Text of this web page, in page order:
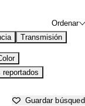
Ordenar
Transmisión
Guardar